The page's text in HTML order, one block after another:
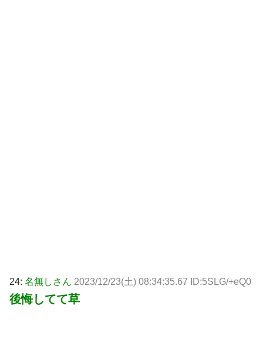
24: 名無しさん 2023/12/23(土) 08:34:35.67 ID:5SLG/+eQ0
後悔してて草